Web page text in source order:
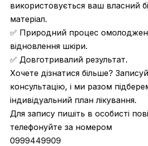
використовується ваш власний
матеріал.
✅ Природний процес
відновлення шкіри.
✅ Довготривалий результат.
Хочете дізнатися більше?
консультацію, і ми разом
індивідуальний план лікування.
Для запису пишіть в особисті
телефонуйте за номером
0999449909